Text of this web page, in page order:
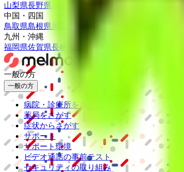
山梨県長野県 石川県
中国・四国
鳥取県島根県 岡山県
九州・沖縄
福岡県佐賀県長崎県 熊本県
一般の方
一般の方
病院・診療所をさがす
薬局をさがす
症状からさがす
サポート
サポート環境
ビデオ通話の事前テスト
セキュリティの取り組み